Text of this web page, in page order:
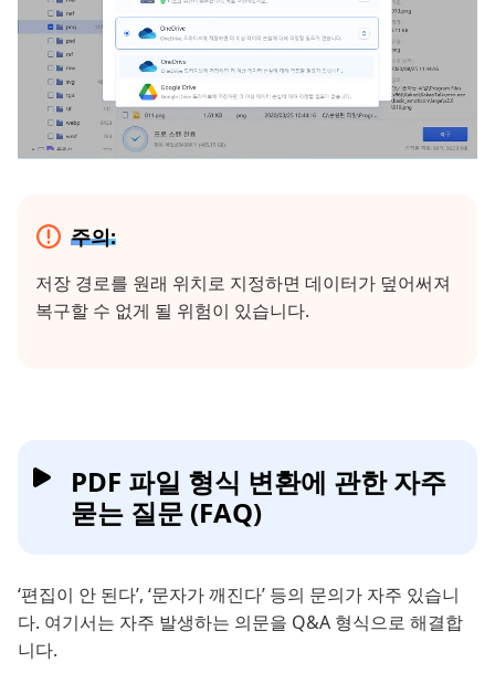
주의:
저장 경로를 원래 위치로 지정하면 데이터가 덮어써져
복구할 수 없게 될 위험이 있습니다.
PDF 파일 형식 변환에 관한 자주
묻는 질문 (FAQ)
‘편집이 안 된다’, ‘문자가 깨진다’ 등의 문의가 자주 있습니
다. 여기서는 자주 발생하는 의문을 Q&A 형식으로 해결합
니다.